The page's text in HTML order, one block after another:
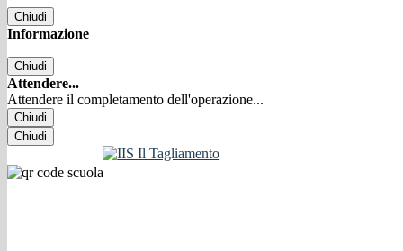
Chiudi
Informazione
Chiudi
Attendere...
Attendere il completamento dell'operazione...
Chiudi
Chiudi